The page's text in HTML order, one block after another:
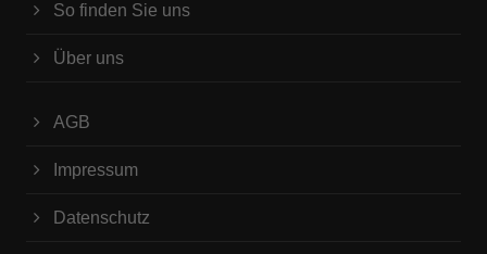
So finden Sie uns
Über uns
AGB
Impressum
Datenschutz